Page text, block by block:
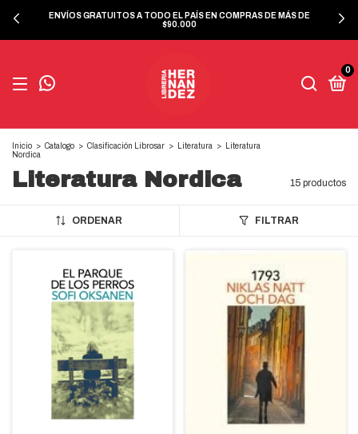
ENVÍOS GRATUITOS A TODO EL PAÍS EN COMPRAS DE MÁS DE
$90.000
0
Inicio > Catalogo > Clasificación Librosar > Literatura >
Literatura
Nordica
Literatura Nordica 15 productos
ORDENAR FILTRAR